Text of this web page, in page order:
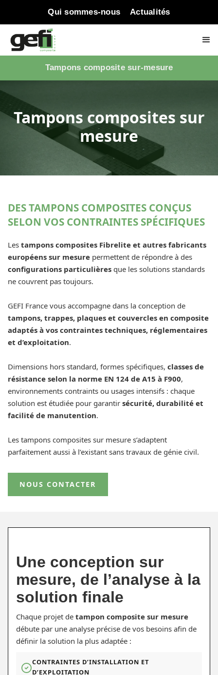
Tampons composites sur
mesure
Qui sommes-nous Actualités
Tampons composite sur-mesure
DES TAMPONS COMPOSITES CONÇUS
SELON VOS CONTRAINTES SPÉCIFIQUES
Les tampons composites Fibrelite et autres fabricants
européens sur mesure permettent de répondre à des
configurations particulières que les solutions standards
ne couvrent pas toujours.
GEFI France vous accompagne dans la conception de
tampons, trappes, plaques et couvercles en composite
adaptés à vos contraintes techniques, réglementaires
et d’exploitation.
Dimensions hors standard, formes spécifiques, classes de
résistance selon la norme EN 124 de A15 à F900,
environnements contraints ou usages intensifs : chaque
solution est étudiée pour garantir sécurité, durabilité et
facilité de manutention.
Les tampons composites sur mesure s’adaptent
parfaitement aussi à l’existant sans travaux de génie civil.
NOUS CONTACTER
Une conception sur
mesure, de l’analyse à la
solution finale
Chaque projet de tampon composite sur mesure
débute par une analyse précise de vos besoins afin de
définir la solution la plus adaptée :
CONTRAINTES D’INSTALLATION ET
D’EXPLOITATION